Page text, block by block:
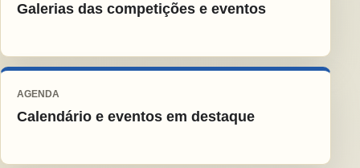
Galerias das competições e eventos
AGENDA
Calendário e eventos em destaque